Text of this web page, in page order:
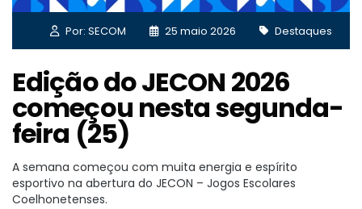
Por: SECOM 25 maio 2026 Destaques
Edição do JECON 2026
começou nesta segunda-
feira (25)
A semana começou com muita energia e espírito
esportivo na abertura do JECON – Jogos Escolares
Coelhonetenses.